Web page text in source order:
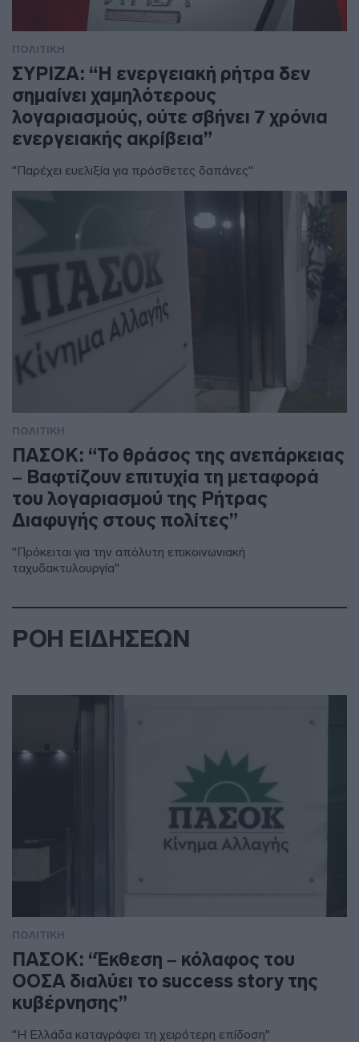
ΠΟΛΙΤΙΚΗ
ΣΥΡΙΖΑ: “Η ενεργειακή ρήτρα δεν
σημαίνει χαμηλότερους
λογαριασμούς, ούτε σβήνει 7 χρόνια
ενεργειακής ακρίβεια”
"Παρέχει ευελιξία για πρόσθετες δαπάνες"
ΠΟΛΙΤΙΚΗ
ΠΑΣΟΚ: “Το θράσος της ανεπάρκειας
– Βαφτίζουν επιτυχία τη μεταφορά
του λογαριασμού της Ρήτρας
Διαφυγής στους πολίτες”
"Πρόκειται για την απόλυτη επικοινωνιακή
ταχυδακτυλουργία"
ΡΟΗ ΕΙΔΗΣΕΩΝ
ΠΟΛΙΤΙΚΗ
ΠΑΣΟΚ: “Έκθεση – κόλαφος του
ΟΟΣΑ διαλύει το success story της
κυβέρνησης”
"Η Ελλάδα καταγράφει τη χειρότερη επίδοση"